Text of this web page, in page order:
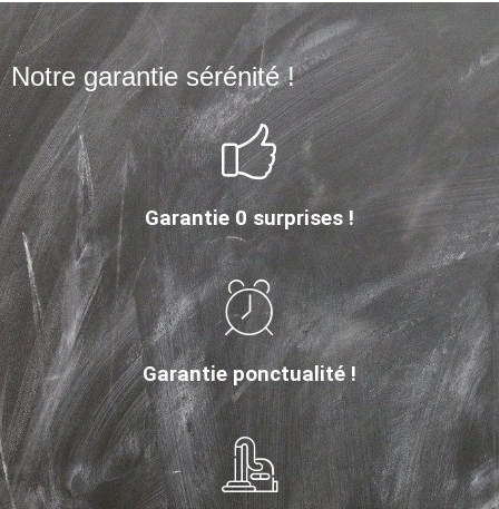
Notre garantie sérénité !
Garantie 0 surprises !
Garantie ponctualité !